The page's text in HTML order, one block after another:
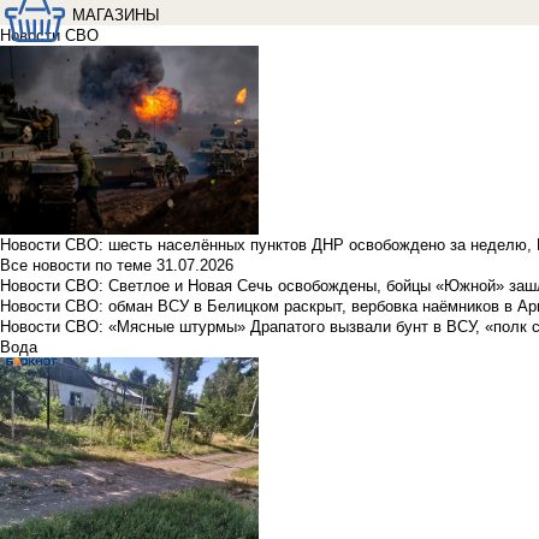
МАГАЗИНЫ
Новости СВО
Новости СВО: шесть населённых пунктов ДНР освобождено за
Все новости по теме 31.07.2026
Новости СВО: Светлое и Новая Сечь освобождены, бойцы «Южной»
Новости СВО: обман ВСУ в Белицком раскрыт, вербовка наёмников в
Новости СВО: «Мясные штурмы» Драпатого вызвали бунт в ВСУ,
Вода